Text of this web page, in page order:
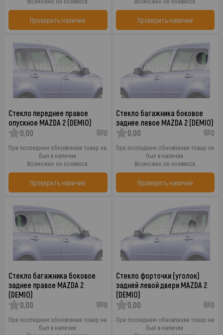
Проверить наличие Проверить наличие
Стекло переднее правое
опускное MAZDA 2 (DEMIO)
0,00
0
При последнем обновлении товар не
был в наличии.
Возможно он появился.
Проверить наличие
Стекло багажника боковое
заднее левое MAZDA 2 (DEMIO)
0,00
0
При последнем обновлении товар не
был в наличии.
Возможно он появился.
Проверить наличие
Стекло багажника боковое
заднее правое MAZDA 2
(DEMIO)
0,00
0
При последнем обновлении товар не
был в наличии.
Стекло форточки (уголок)
задней левой двери MAZDA 2
(DEMIO)
0,00
0
При последнем обновлении товар не
был в наличии.